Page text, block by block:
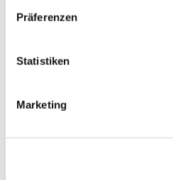
Präferenzen
Statistiken
Marketing